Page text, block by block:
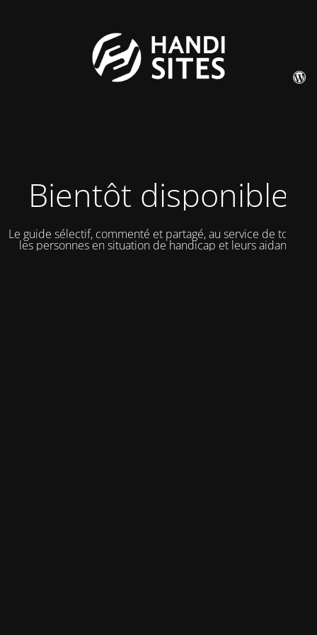
Bientôt disponible
Le guide sélectif, commenté et partagé, au service de toutes
les personnes en situation de handicap et leurs aidants.